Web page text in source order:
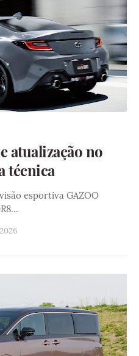
atualização no
técnica
esportiva GAZOO